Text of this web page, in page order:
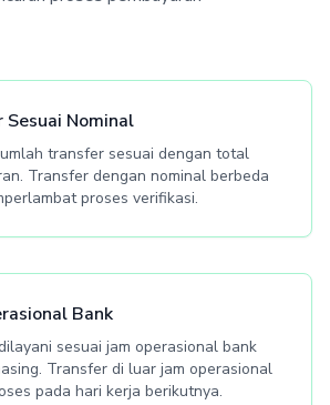
Sesuai Nominal
transfer sesuai dengan total
Transfer dengan nominal berbeda
proses verifikasi.
Bank
sesuai jam operasional bank
Transfer di luar jam operasional
pada hari kerja berikutnya.